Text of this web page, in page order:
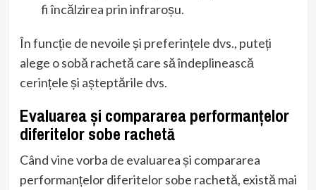
fi încălzirea prin infraroșu.
În funcție de nevoile și preferințele dvs., puteți
alege o sobă rachetă care să îndeplinească
cerințele și așteptările dvs.
Evaluarea și compararea performanțelor
diferitelor sobe rachetă
Când vine vorba de evaluarea și compararea
performanțelor diferitelor sobe rachetă, există mai